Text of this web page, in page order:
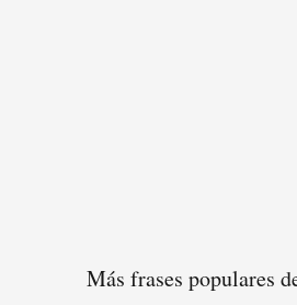
Más frases populares